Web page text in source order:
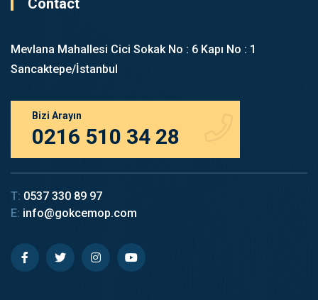
Mevlana Mahallesi Cici Sokak No : 6 Kapı No : 1
Sancaktepe/İstanbul
Bizi Arayın
0216 510 34 28
T: 0537 330 89 97
E: info@gokcemop.com